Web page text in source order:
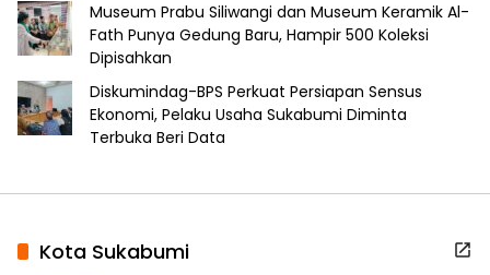
Museum Prabu Siliwangi dan Museum Keramik Al-
Fath Punya Gedung Baru, Hampir 500 Koleksi
Dipisahkan
Diskumindag-BPS Perkuat Persiapan Sensus
Ekonomi, Pelaku Usaha Sukabumi Diminta
Terbuka Beri Data
Kota Sukabumi